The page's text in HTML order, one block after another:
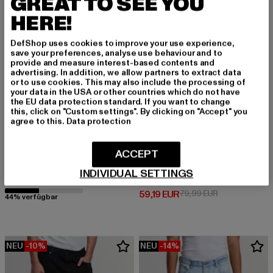
Derzeitiger Preis: 22,79 EUR
39,99 EURAktionspreis: 39,99 EUR
44% verfügbar
KARL KANI
Og Baggy Workwear
59,19 EUR
Derzeitiger Preis: 59,19 EUR
79,99 EURAktionspreis:
NEU -10% NEU -14%
HERE!
DefShop uses cookies to improve your use experience,
save your preferences, analyse use behaviour and to
provide and measure interest-based contents and
advertising. In addition, we allow partners to extract data
or to use cookies. This may also include the processing of
your data in the USA or other countries which do not have
the EU data protection standard. If you want to change
this, click on "Custom settings". By clicking on "Accept" you
agree to this. Data protection
INDIVIDUAL SETTINGS
ACCEPT